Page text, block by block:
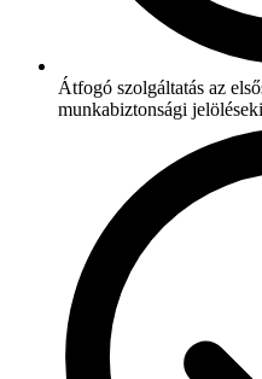
Átfogó szolgáltatás az
munkabiztonsági